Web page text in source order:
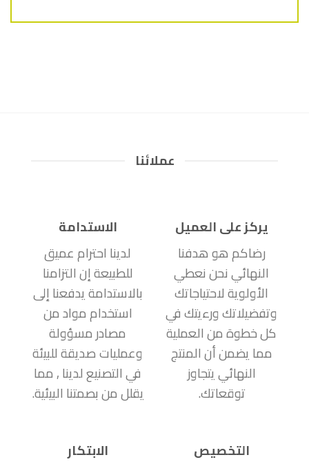
عملائنا
يركز على العميل
رضاكم هو هدفنا
النهائي نحن نعطي
الأولوية لاحتياجاتك
وتفضيلاتك ورءيتك في
كل خطوة من العملية
مما يضمن أن المنتج
النهائي يتجاوز
توقعاتك.
الاستدامة
لدينا احترام عميق
للطبيعة إن التزامنا
بالاستدامة يدفعنا إلى
استخدام مواد من
مصادر مسؤولة
وعمليات صديقة للبيئة
في التصنيع لدينا , مما
يقلل من بصمتنا البيئية.
التخصيص
الابتكار